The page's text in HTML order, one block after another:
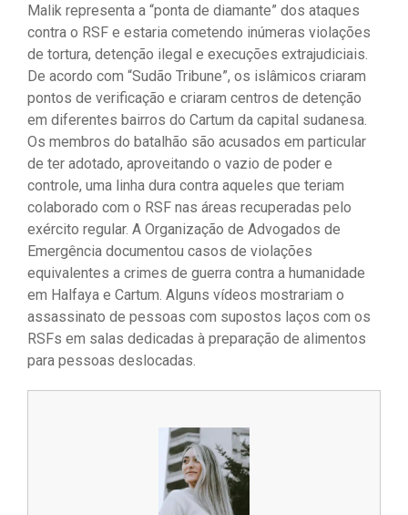
Malik representa a “ponta de diamante” dos ataques
contra o RSF e estaria cometendo inúmeras violações
de tortura, detenção ilegal e execuções extrajudiciais.
De acordo com “Sudão Tribune”, os islâmicos criaram
pontos de verificação e criaram centros de detenção
em diferentes bairros do Cartum da capital sudanesa.
Os membros do batalhão são acusados ​​em particular
de ter adotado, aproveitando o vazio de poder e
controle, uma linha dura contra aqueles que teriam
colaborado com o RSF nas áreas recuperadas pelo
exército regular. A Organização de Advogados de
Emergência documentou casos de violações
equivalentes a crimes de guerra contra a humanidade
em Halfaya e Cartum. Alguns vídeos mostrariam o
assassinato de pessoas com supostos laços com os
RSFs em salas dedicadas à preparação de alimentos
para pessoas deslocadas.